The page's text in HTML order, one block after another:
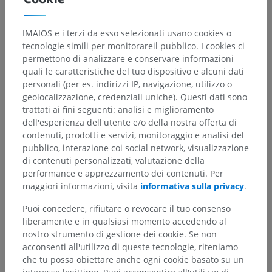
Galleria
Gerarchia anatomica
Anatomia umana 2
Corpo umano> Sistemi integrativi>
IMAIOS e i terzi da esso selezionati usano cookies o
tecnologie simili per monitorareil pubblico. I cookies ci
permettono di analizzare e conservare informazioni
quali le caratteristiche del tuo dispositivo e alcuni dati
personali (per es. indirizzi IP, navigazione, utilizzo o
geolocalizzazione, credenziali uniche). Questi dati sono
trattati ai fini seguenti: analisi e miglioramento
dell'esperienza dell'utente e/o della nostra offerta di
contenuti, prodotti e servizi, monitoraggio e analisi del
pubblico, interazione coi social network, visualizzazione
di contenuti personalizzati, valutazione della
performance e apprezzamento dei contenuti. Per
maggiori informazioni, visita informativa sulla privacy.
Puoi concedere, rifiutare o revocare il tuo consenso
liberamente e in qualsiasi momento accedendo al
nostro strumento di gestione dei cookie. Se non
acconsenti all'utilizzo di queste tecnologie, riteniamo
che tu possa obiettare anche ogni cookie basato su un